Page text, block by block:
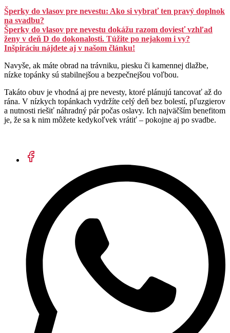
Šperky do vlasov pre nevestu: Ako si vybrať ten pravý doplnok
na svadbu?
Šperky do vlasov pre nevestu dokážu razom doviesť vzhľad
ženy v deň D do dokonalosti. Túžite po nejakom i vy?
Inšpiráciu nájdete aj v našom článku!
Navyše, ak máte obrad na trávniku, piesku či kamennej dlažbe,
nízke topánky sú stabilnejšou a bezpečnejšou voľbou.
Takáto obuv je vhodná aj pre nevesty, ktoré plánujú tancovať až do
rána. V nízkych topánkach vydržíte celý deň bez bolestí, pľuzgierov
a nutnosti riešiť náhradný pár počas oslavy. Ich najväčším benefitom
je, že sa k nim môžete kedykoľvek vrátiť – pokojne aj po svadbe.